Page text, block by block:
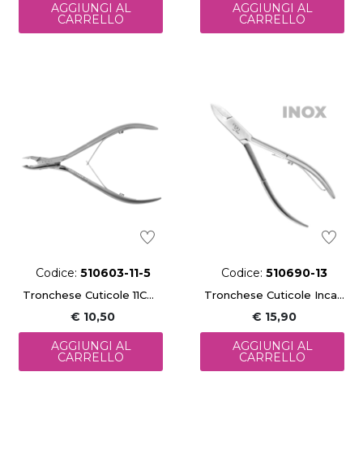
AGGIUNGI AL
CARRELLO
AGGIUNGI AL
CARRELLO
Codice: 510603-11-5
Tronchese Cuticole 11Cm 5Mm
€ 10,50
AGGIUNGI AL
CARRELLO
Codice: 510690-13
Tronchese Cuticole Incax 13 Cm Pedicure
€ 15,90
AGGIUNGI AL
CARRELLO